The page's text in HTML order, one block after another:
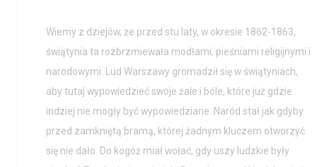
Wiemy z dziejów, że przed stu laty, w okresie 1862-1863,
świątynia ta rozbrzmiewała modłami, pieśniami religijnymi i
narodowymi. Lud Warszawy gromadził się w świątyniach,
aby tutaj wypowiedzieć swoje żale i bóle, które już gdzie
indziej nie mogły być wypowiedziane. Naród stał jak gdyby
przed zamkniętą bramą, której żadnym kluczem otworzyć
się nie dało. Do kogóż miał wołać, gdy uszy ludzkie były